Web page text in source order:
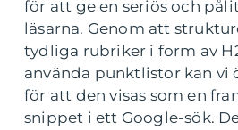
för att ge en seriös och
läsarna. Genom att
tydliga rubriker i form av
använda punktlistor kan vi
för att den visas som en
snippet i ett Google-sök.